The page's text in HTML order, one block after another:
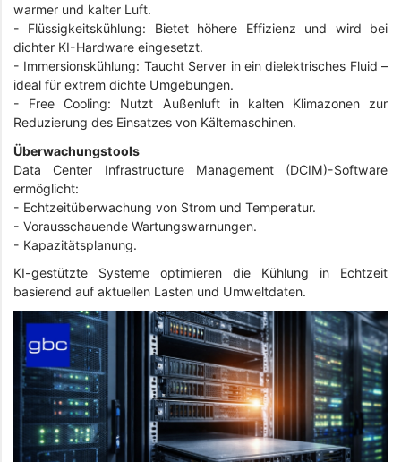
warmer und kalter Luft.
- Flüssigkeitskühlung: Bietet höhere Effizienz und wird bei
dichter KI-Hardware eingesetzt.
- Immersionskühlung: Taucht Server in ein dielektrisches Fluid –
ideal für extrem dichte Umgebungen.
- Free Cooling: Nutzt Außenluft in kalten Klimazonen zur
Reduzierung des Einsatzes von Kältemaschinen.
Überwachungstools
Data Center Infrastructure Management (DCIM)-Software
ermöglicht:
- Echtzeitüberwachung von Strom und Temperatur.
- Vorausschauende Wartungswarnungen.
- Kapazitätsplanung.
KI-gestützte Systeme optimieren die Kühlung in Echtzeit
basierend auf aktuellen Lasten und Umweltdaten.